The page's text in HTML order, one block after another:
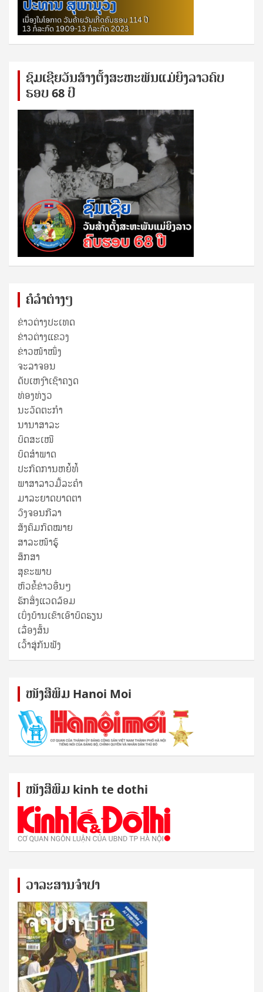
ຊົ​ມ​ເຊີຍ​ວັນ​ສ້າງ​ຕັ້ງ​ສະ​ຫະ​ພັນ​ແມ່​ຍິງ​​ລາວຄົບ​
ຮອບ 68 ປິ
ຄໍລຳຕ່າງໆ
ຂ່າວຕ່າງປະເທດ
ຂ່າວ​ຕ່າງ​ແຂວງ
ຂ່າວໜ້າໜຶ່ງ
ຈະລາຈອນ
ດັບເຫງົາເຊົາຄຽດ
ທ່ອງທ່ຽວ
ນະວັດຕະກໍາ
ນານາສາລະ
ບົດສະເໜີ
ບົດສໍາພາດ
ປະກົດການຫຍໍ້ທໍ້
ພາສາລາວມື້ລະຄຳ
ມາລະຍາດບາດຕາ
ວົງຈອນກີລາ
ສັງຄົມກົດໝາຍ
ສາລະໜ້າຮູ້
ສຶກສາ
ສຸ​ຂະ​ພາບ
ຫົວຂໍ້ຂ່າວອື່ນໆ
ຮັກສິ່ງແວດລ້ອມ
ເບິ່ງບ້ານເຂົາເອົາບົດຮຽນ
ເລື່ອງສັ້ນ
ເວົ້າສູ່ກັນຟັງ
ໜັງ​ສື​ພິມ Hanoi Moi
ໜັງ​ສື​ພິມ kinh te dothi
ວາລະສານຈຳປາ